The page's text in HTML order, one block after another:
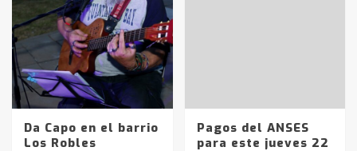
Da Capo en el barrio
Los Robles
Pagos del ANSES
para este jueves 22
5
Los precios de los combustibles en
La Pampa, desde YPF hasta Axion
entre 857 a 1338 pesos
6
La Bolsa de Cereales de Bahía
con lluvias y heladas, en gran parte
de la provincia